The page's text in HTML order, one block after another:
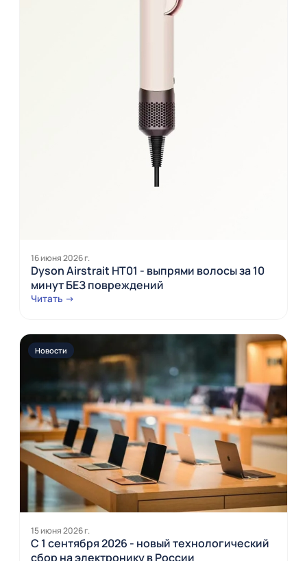
16 июня 2026 г.
Dyson Airstrait HT01 - выпрями волосы за 10
минут БЕЗ повреждений
Читать →
Новости
15 июня 2026 г.
С 1 сентября 2026 - новый технологический
сбор на электронику в России